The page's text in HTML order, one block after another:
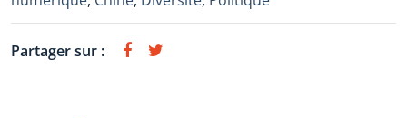
Partager sur :